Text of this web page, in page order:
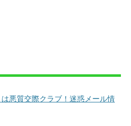
悪質交際クラブ！迷惑メール情